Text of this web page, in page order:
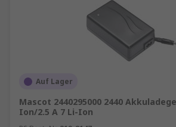
Auf Lager
Mascot 2440295000 2440
Ion/2.5 A 7 Li-Ion